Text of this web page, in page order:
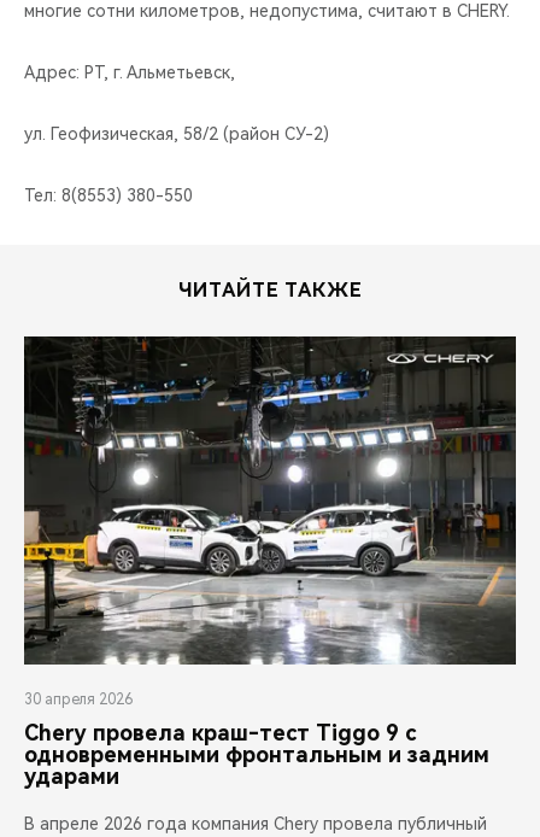
многие сотни километров, недопустима, считают в CHERY.
Адрес: РТ, г. Альметьевск,
ул. Геофизическая, 58/2 (район СУ-2)
Тел: 8(8553) 380-550
ЧИТАЙТЕ ТАКЖЕ
30 апреля 2026
Chery провела краш-тест Tiggo 9 с
одновременными фронтальным и задним
ударами
В апреле 2026 года компания Chery провела публичный